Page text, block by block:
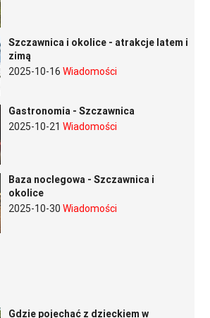
Szczawnica i okolice - atrakcje latem i
zimą
2025-10-16 Wiadomości
Gastronomia - Szczawnica
2025-10-21 Wiadomości
Baza noclegowa - Szczawnica i
okolice
2025-10-30 Wiadomości
Gdzie pojechać z dzieckiem w